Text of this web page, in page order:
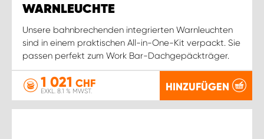
WARNLEUCHTE
Unsere bahnbrechenden integrierten Warnleuchten
sind in einem praktischen All-in-One-Kit verpackt. Sie
passen perfekt zum Work Bar-Dachgepäckträger.
1 021 CHF
EXKL. 8.1 % MWST. HINZUFÜGEN